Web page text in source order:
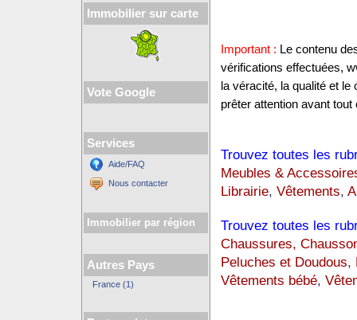
Immobilier sur carte
Vote Google
Services
Aide/FAQ
Nous contacter
Immobilier par région
Autres Pays
France (1)
Important : Le contenu
vérifications effectuées,
la véracité, la qualité et
prêter attention avant tout
Trouvez toutes les
Meubles &
Librairie, Vêtements,
Trouvez toutes les
Chaussures,
Peluches et Doudous,
Vêtements bébé,